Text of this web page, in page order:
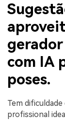
com IA
poses.
Tem
profissional